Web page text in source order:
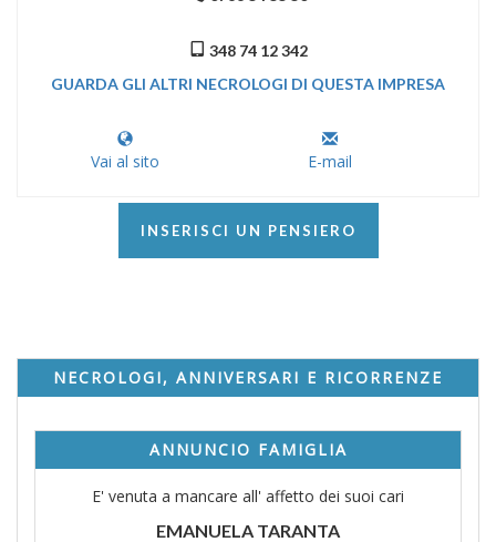
348 74 12 342
GUARDA GLI ALTRI NECROLOGI DI QUESTA IMPRESA
Vai al sito E-mail
INSERISCI UN PENSIERO
NECROLOGI, ANNIVERSARI E RICORRENZE
ANNUNCIO FAMIGLIA
E' venuta a mancare all' affetto dei suoi cari
EMANUELA TARANTA